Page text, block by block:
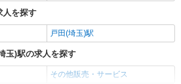
人を探す
戸田(埼玉)駅
玉)駅の求人を探す
その他販売・サービス